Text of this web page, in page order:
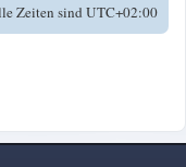
Zeiten sindUTC+02:00